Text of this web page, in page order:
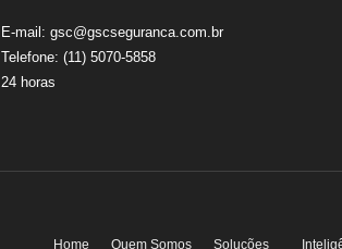
E-mail: gsc@gscseguranca.com.br
Telefone: (11) 5070-5858
24 horas
Home Quem Somos Soluções